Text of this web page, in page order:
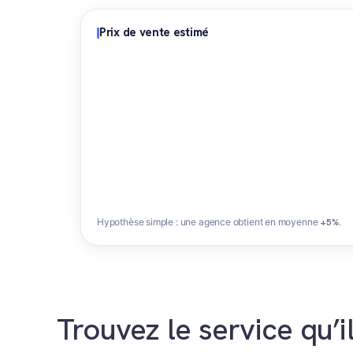
Prix de vente estimé
Hypothèse simple : une agence obtient en moyenne +5%.
Trouvez le service